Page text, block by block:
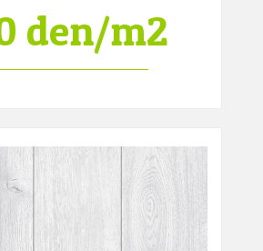
den/m2